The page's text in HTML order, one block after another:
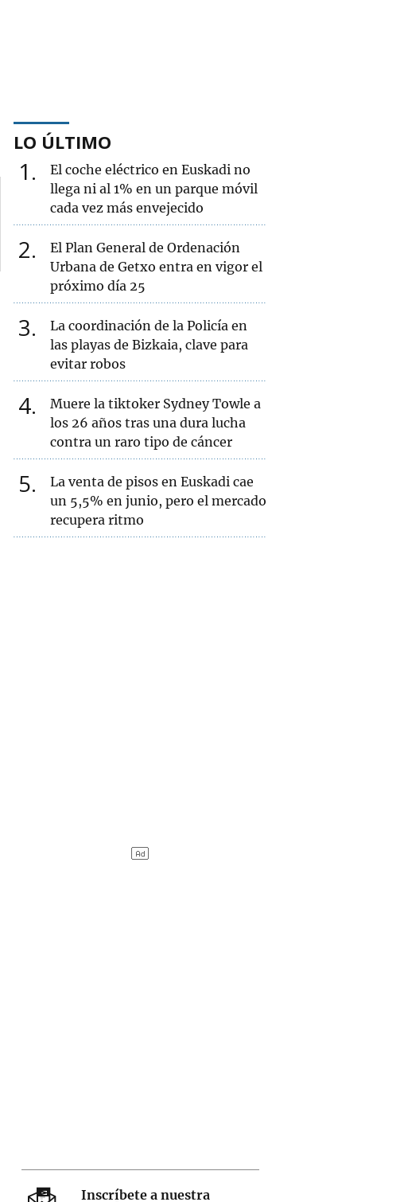
LO ÚLTIMO
1
El coche eléctrico en Euskadi no
llega ni al 1% en un parque móvil
cada vez más envejecido
2
El Plan General de Ordenación
Urbana de Getxo entra en vigor el
próximo día 25
3
La coordinación de la Policía en
las playas de Bizkaia, clave para
evitar robos
4
Muere la tiktoker Sydney Towle a
los 26 años tras una dura lucha
contra un raro tipo de cáncer
5
La venta de pisos en Euskadi cae
un 5,5% en junio, pero el mercado
recupera ritmo
Inscríbete a nuestra